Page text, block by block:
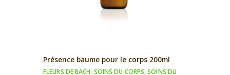
Présence baume pour le corps 200ml
FLEURS DE BACH, SOINS DU CORPS,SOINS DU